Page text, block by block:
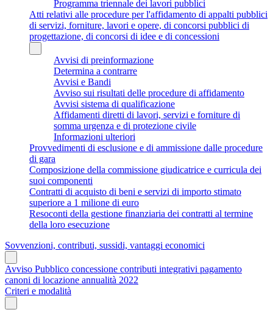
Programma triennale dei lavori pubblici
Atti relativi alle procedure per l'affidamento di appalti pubblici
di servizi, forniture, lavori e opere, di concorsi pubblici di
progettazione, di concorsi di idee e di concessioni
Avvisi di preinformazione
Determina a contrarre
Avvisi e Bandi
Avviso sui risultati delle procedure di affidamento
Avvisi sistema di qualificazione
Affidamenti diretti di lavori, servizi e forniture di
somma urgenza e di protezione civile
Informazioni ulteriori
Provvedimenti di esclusione e di ammissione dalle procedure
di gara
Composizione della commissione giudicatrice e curricula dei
suoi componenti
Contratti di acquisto di beni e servizi di importo stimato
superiore a 1 milione di euro
Resoconti della gestione finanziaria dei contratti al termine
della loro esecuzione
Sovvenzioni, contributi, sussidi, vantaggi economici
Avviso Pubblico concessione contributi integrativi pagamento
canoni di locazione annualità 2022
Criteri e modalità